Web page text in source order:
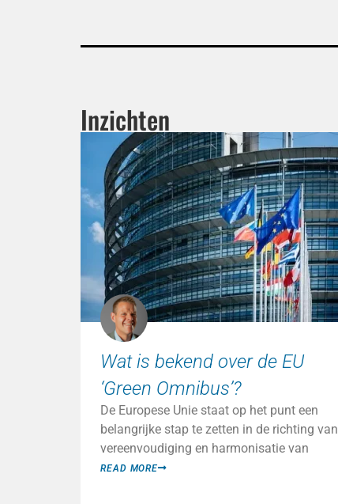
Inzichten
Wat is bekend over de EU
‘Green Omnibus’?
De Europese Unie staat op het punt een
belangrijke stap te zetten in de richting van
vereenvoudiging en harmonisatie van
READ MORE